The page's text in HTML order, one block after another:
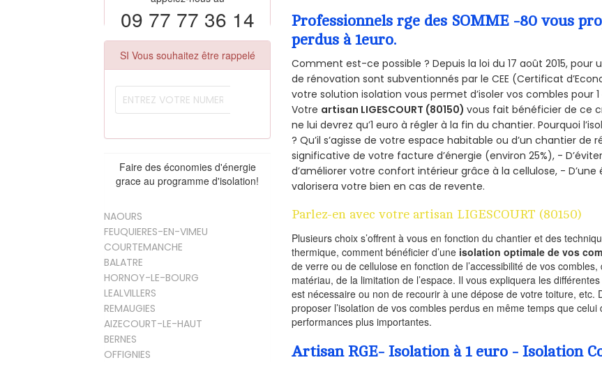
09 77 77 36 14
SI Vous souhaitez être rappelé
Faire des économies d'énergie
grace au programme d'isolation!
NAOURS
FEUQUIERES-EN-VIMEU
COURTEMANCHE
BALATRE
HORNOY-LE-BOURG
LEALVILLERS
REMAUGIES
AIZECOURT-LE-HAUT
BERNES
OFFIGNIES
Professionnels rge des SOMME -80 vous
perdus à 1euro.
Comment est-ce possible ? Depuis la loi du 17 août 2015,
de rénovation sont subventionnés par le CEE (Certificat
votre solution isolation vous permet d’isoler vos combles
Votre artisan LIGESCOURT (80150)vous fait bénéficier de ce
ne lui devrez qu’1 euro à régler à la fin du chantier. Pourquoi
? Qu’il s’agisse de votre espace habitable ou d’un chantier
significative de votre facture d’énergie (environ 25%), -
d’améliorer votre confort intérieur grâce à la cellulose, -
valorisera votre bien en cas de revente.
Parlez-en avec votre artisan LIGESCOURT (80150)
Plusieurs choix s’offrent à vous en fonction du chantier et des
thermique, comment bénéficier d’une isolation optimale de vos
de verre ou de cellulose en fonction de l’accessibilité de vos
matériau, de la limitation de l’espace. Il vous expliquera les
est nécessaire ou non de recourir à une dépose de votre toiture, etc.
proposer l’isolation de vos combles perdus en même temps que
performances plus importantes.
Artisan RGE- Isolation à 1 euro - Isolation